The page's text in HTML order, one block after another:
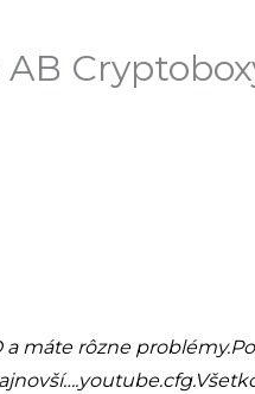
máte rôzne